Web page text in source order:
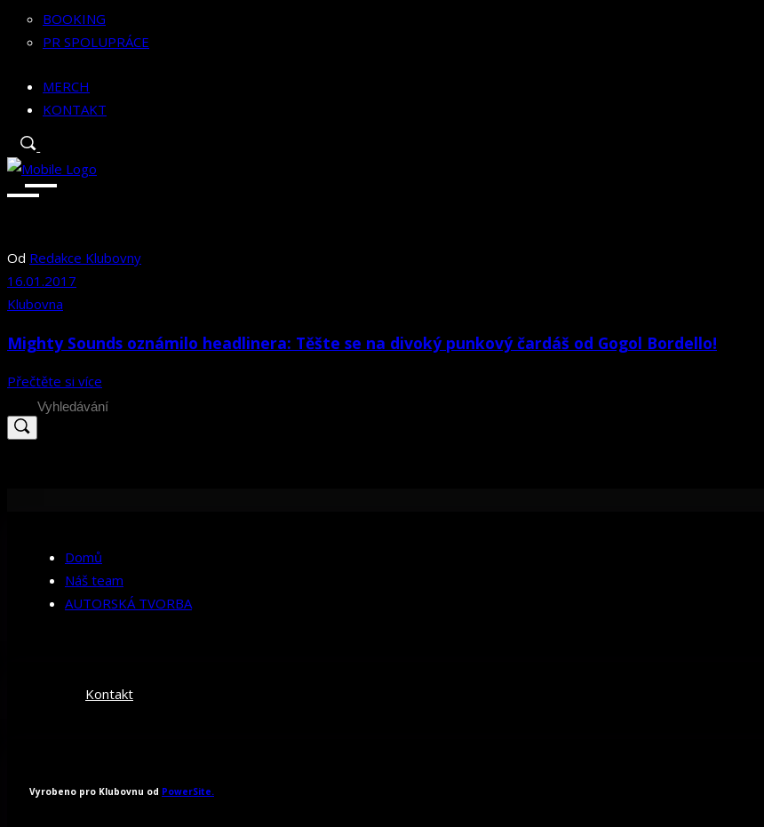
BOOKING
PR SPOLUPRÁCE
MERCH
KONTAKT
Od Redakce Klubovny
16.01.2017
Klubovna
Mighty Sounds oznámilo headlinera: Těšte se na divoký punkový čardáš od Gogol Bordello!
Přečtěte si více
Search
for:
Domů
Náš team
AUTORSKÁ TVORBA
Kontakt
Vyrobeno pro Klubovnu od PowerSite.